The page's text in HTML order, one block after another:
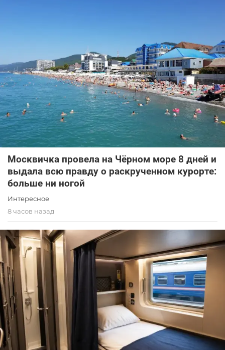
Москвичка провела на Чёрном море 8 дней и
выдала всю правду о раскрученном курорте:
больше ни ногой
Интересное
8 часов назад